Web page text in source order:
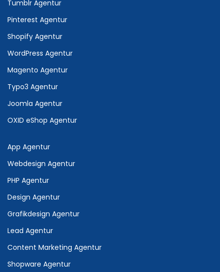
Tumblr Agentur
Pinterest Agentur
Shopify Agentur
WordPress Agentur
Magento Agentur
Typo3 Agentur
Joomla Agentur
OXID eShop Agentur
App Agentur
Webdesign Agentur
PHP Agentur
Design Agentur
Grafikdesign Agentur
Lead Agentur
Content Marketing Agentur
Shopware Agentur